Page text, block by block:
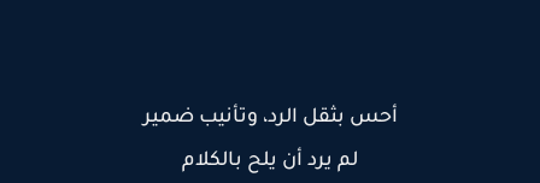
أحس بثقل الرد، وتأنيب ضمير
لم يرد أن يلح بالكلام